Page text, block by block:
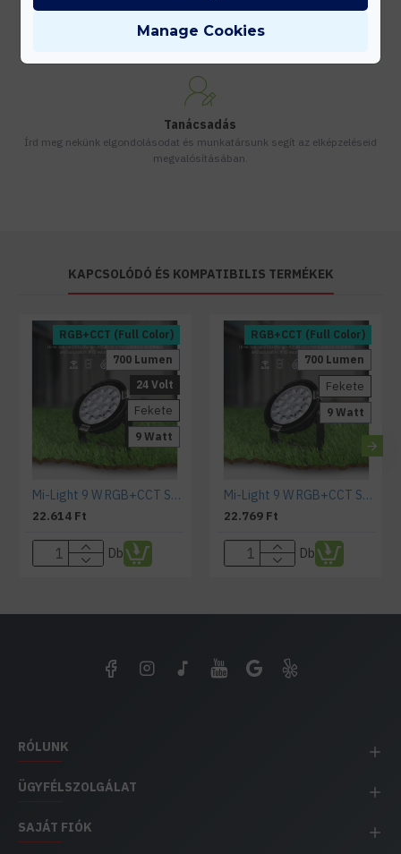
Gyors kiszállítás
Tanácsadás
Írd meg nekünk elgondolásodat és munkatársunk segít az elképzeléseid
megvalósításában.
KAPCSOLÓDÓ ÉS KOMPATIBILIS TERMÉKEK
RGB+CCT (Full Color)
700 Lumen
9 Watt
24 Volt
Fekete
Mi-Light 9 W RGB+CCT SMART kerti lámpa DC 24 V
22.614 Ft
Db
RGB+CCT (Full Color)
700 Lumen
9 Watt
Fekete
Mi-Light 9 W RGB+CCT SMART kerti lámpa AC 240V
22.769 Ft
Db
RÓLUNK
ÜGYFÉLSZOLGÁLAT
SAJÁT FIÓK
Manage Cookies